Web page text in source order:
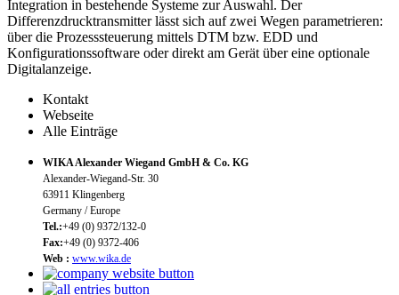
Integration in bestehende Systeme zur Auswahl. Der
Differenzdrucktransmitter lässt sich auf zwei Wegen parametrieren:
über die Prozesssteuerung mittels DTM bzw. EDD und
Konfigurationssoftware oder direkt am Gerät über eine optionale
Digitalanzeige.
Kontakt
Webseite
Alle Einträge
WIKA Alexander Wiegand GmbH & Co. KG
Alexander-Wiegand-Str. 30
63911 Klingenberg
Germany / Europe
Tel.:+49 (0) 9372/132-0
Fax:+49 (0) 9372-406
Web : www.wika.de